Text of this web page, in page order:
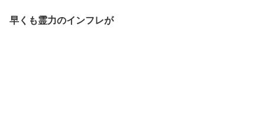
早くも霊力のインフレが